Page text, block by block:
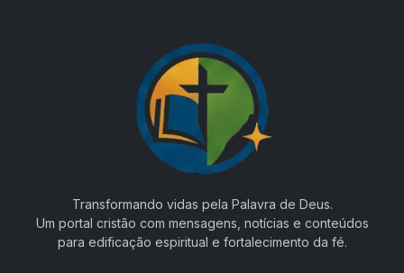
Transformando vidas pela Palavra de Deus.
Um portal cristão com mensagens, notícias e conteúdos
para edificação espiritual e fortalecimento da fé.